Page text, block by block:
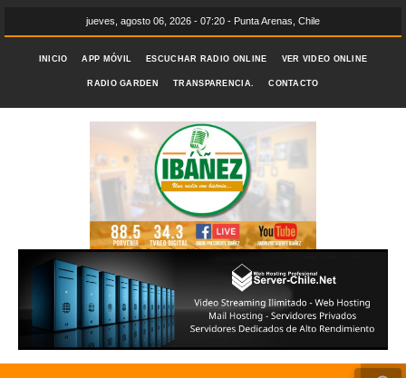
jueves, agosto 06, 2026 - 07:20 - Punta Arenas, Chile
INICIO APP MÓVIL ESCUCHAR RADIO ONLINE VER VIDEO ONLINE
RADIO GARDEN TRANSPARENCIA. CONTACTO